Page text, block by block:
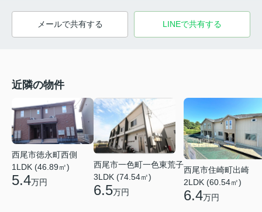
メールで共有する LINEで共有する
近隣の物件
西尾市徳永町西側
1LDK (46.89㎡)
5.4万円
西尾市一色町一色東荒子
3LDK (74.54㎡)
6.5万円
西尾市住崎町出崎
2LDK (60.54㎡)
6.4万円